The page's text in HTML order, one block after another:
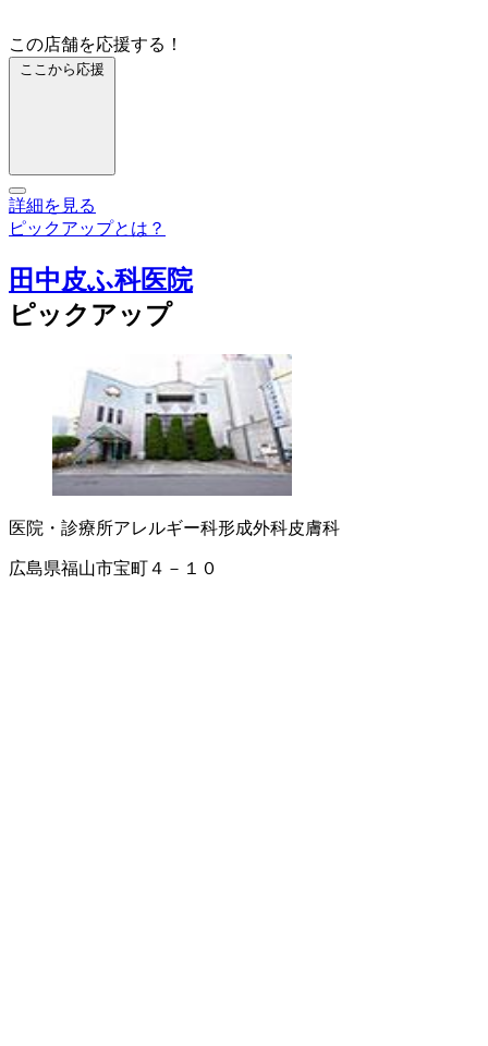
この店舗を応援する！
ここから応援
詳細を見る
ピックアップとは？
田中皮ふ科医院
ピックアップ
医院・診療所アレルギー科形成外科皮膚科
広島県福山市宝町４－１０